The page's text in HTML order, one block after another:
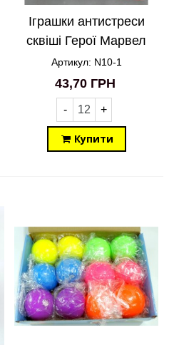
Іграшки антистреси
сквіші Герої Марвел
N10-1
Артикул: N10-1
43,70 ГРН
- +
Купити